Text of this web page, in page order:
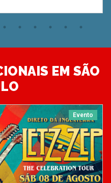
EM SÃO
Evento